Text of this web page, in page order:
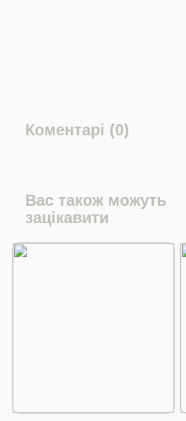
Коментарі (0)
Вас також можуть
зацікавити